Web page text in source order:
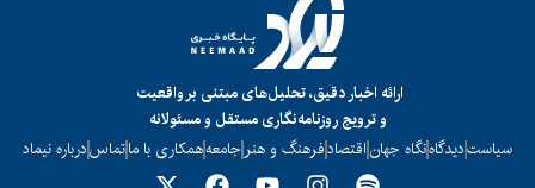
ارائه اخبار دقیق، تحلیل‌های مبتنی بر واقعیت
و ترویج روزنامه‌نگاری مستقل و مسئولانه
سیاستدیدگاهنگاه جهاناقتصادفرهنگ و هنر جامعههمکاری با ماتماسدرباره نیماد